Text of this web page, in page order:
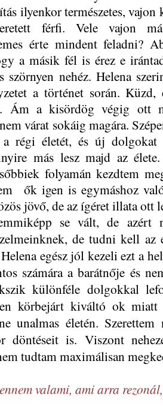
ilyenkor természetes,
férfi. Vele vajon
érte mindent feladni?
a másik fél is érez e
szörnyen nehéz. Helena
a történet során. Küzd,
Ám a kisördög végig ott
várat sokáig magára.
régi életét, és új dolgokat
más lesz majd az
folyamán kezdtem
ők igen is egymáshoz
jövő, de az ígéret illata ott
se vált, de
de tudni kell az
egész jól kezeli ezt a
számára a barátnője és
különféle dolgokkal
körbejárt kiváltó ok
unalmas életén.
döntéseit is. Viszont
tudtam maximálisan
valami, ami arra